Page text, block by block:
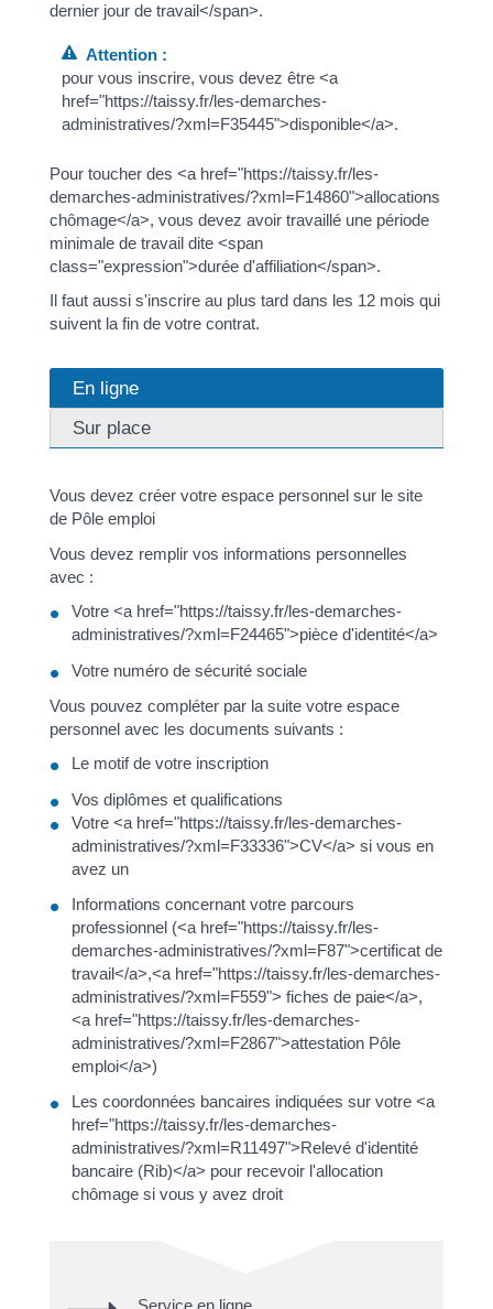
dernier jour de travail</span>.
Attention :
pour vous inscrire, vous devez être <a
href="https://taissy.fr/les-demarches-
administratives/?xml=F35445">disponible</a>.
Pour toucher des <a href="https://taissy.fr/les-
demarches-administratives/?xml=F14860">allocations
chômage</a>, vous devez avoir travaillé une période
minimale de travail dite <span
class="expression">durée d'affiliation</span>.
Il faut aussi s'inscrire au plus tard dans les 12 mois qui
suivent la fin de votre contrat.
En ligne
Sur place
Vous devez créer votre espace personnel sur le site
de Pôle emploi
Vous devez remplir vos informations personnelles
avec :
Votre <a href="https://taissy.fr/les-demarches-
administratives/?xml=F24465">pièce d'identité</a>
Votre numéro de sécurité sociale
Vous pouvez compléter par la suite votre espace
personnel avec les documents suivants :
Le motif de votre inscription
Vos diplômes et qualifications
Votre <a href="https://taissy.fr/les-demarches-
administratives/?xml=F33336">CV</a> si vous en
avez un
Informations concernant votre parcours
professionnel (<a href="https://taissy.fr/les-
demarches-administratives/?xml=F87">certificat de
travail</a>,<a href="https://taissy.fr/les-demarches-
administratives/?xml=F559"> fiches de paie</a>,
<a href="https://taissy.fr/les-demarches-
administratives/?xml=F2867">attestation Pôle
emploi</a>)
Les coordonnées bancaires indiquées sur votre <a
href="https://taissy.fr/les-demarches-
administratives/?xml=R11497">Relevé d'identité
bancaire (Rib)</a> pour recevoir l'allocation
chômage si vous y avez droit